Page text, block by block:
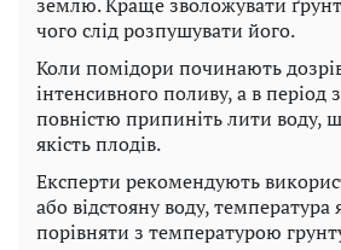
чого слід розпушувати його.
Коли помідори починають
інтенсивного поливу, а в
повністю припиніть лити воду,
якість плодів.
Експерти рекомендують
або відстояну воду,
порівняти з температурою